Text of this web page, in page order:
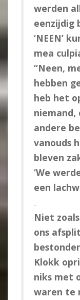
werden
eenzijdig
‘NEEN’
mea
“Neen,
hebben
heb het
niemand,
andere
vanouds
bleven
‘We
een
.
Niet
ons
Klokk
niks met
waren te